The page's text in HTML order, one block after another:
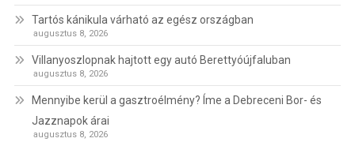
Tartós kánikula várható az egész országban
augusztus 8, 2026
Villanyoszlopnak hajtott egy autó Berettyóújfaluban
augusztus 8, 2026
Mennyibe kerül a gasztroélmény? Íme a Debreceni Bor- és
Jazznapok árai
augusztus 8, 2026